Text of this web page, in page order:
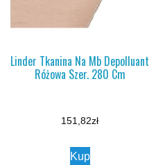
Linder Tkanina Na Mb Depolluant
Różowa Szer. 280 Cm
151,82zł
Kup